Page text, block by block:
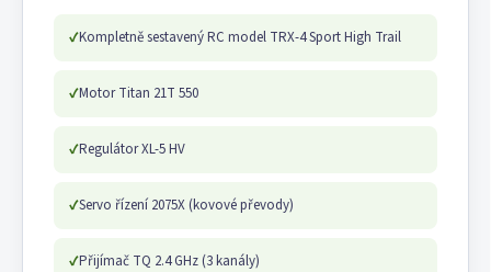
✓Kompletně sestavený RC model TRX-4 Sport High Trail
✓Motor Titan 21T 550
✓Regulátor XL-5 HV
✓Servo řízení 2075X (kovové převody)
✓Přijímač TQ 2.4 GHz (3 kanály)